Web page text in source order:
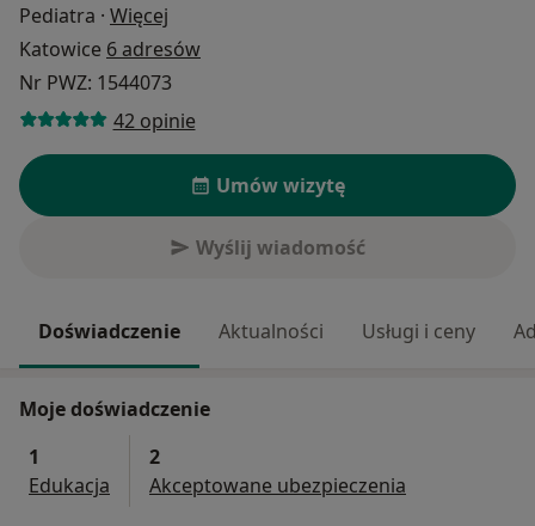
Pediatra · Więcej
Katowice 6 adresów
Nr PWZ: 1544073
42 opinie
Umów wizytę
Wyślij wiadomość
Doświadczenie Aktualności Usługi i ceny
Moje doświadczenie
1
Edukacja
2
Akceptowane ubezpieczenia